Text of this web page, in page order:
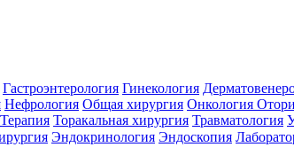
Гастроэнтерология Гинекология
Нефрология Общая хирургия Онкология
Терапия Торакальная хирургия Травматология
Эндокринология Эндоскопия